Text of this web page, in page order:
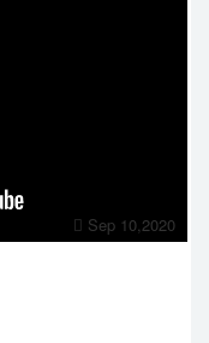
Sep 10,2020